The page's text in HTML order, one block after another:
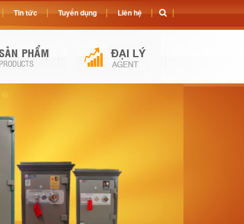
Tin tức Tuyển dụng Liên hệ